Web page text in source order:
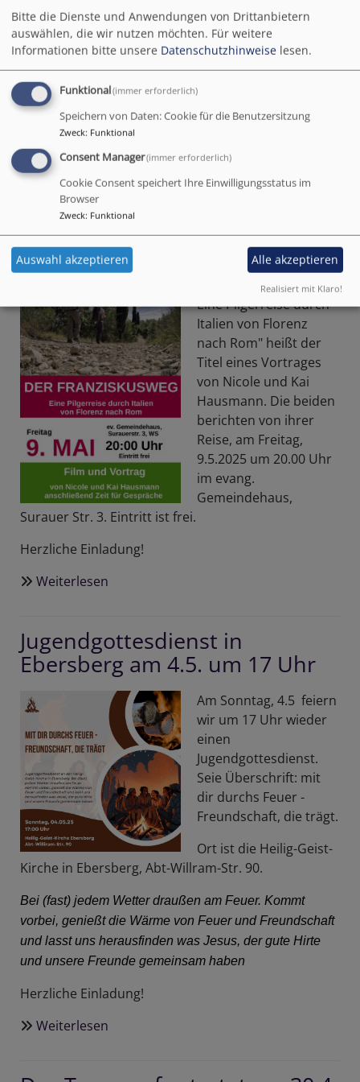
Gürtel aus Wahrheit, ein Schild des Glaubens, der
Helm des Heiles... Es wurde sehr anschaulich.
Konfirmierten auch in die Jugend eingeladen. Nicht
fehlen durfte Hinweis "es gibt auch Kekse".
Hier ein paar Eindrücke (von Karlheinz Rieger):
Weiterlesenüber
Konfirmation
-
die
Rüstung
Auf dem Franziskusweg - am
9.5.
"DER FRANZISKUSWEG.
Eine Pilgerreise durch
Italien von Florenz
nach Rom" heißt der
Titel eines Vortrages
von Nicole und Kai
Hausmann. Die beiden
berichten von ihrer
Reise, am Freitag,
9.5.2025 um 20.00 Uhr
im evang.
Gemeindehaus,
Surauer Str. 3. Eintritt ist frei.
Herzliche Einladung!
Weiterlesen
Franziskusweg
-
am
9.5.
Jugendgottesdienst in
Ebersberg am 4.5. um 17 Uhr
Am Sonntag, 4.5 feiern
wir um 17 Uhr wieder
einen
Jugendgottesdienst.
Seie Überschrift: mit
dir durchs Feuer -
Freundschaft, die trägt.
Ort ist die Heilig-Geist-
Kirche in Ebersberg, Abt-Willram-Str. 90.
Bei (fast) jedem Wetter draußen am Feuer. Kommt
vorbei, genießt die Wärme von Feuer und Freundschaft
und lasst uns herausfinden was Jesus, der gute Hirte
und unsere Freunde gemeinsam haben
Herzliche Einladung!
Weiterlesen
Bitte die Dienste und Anwendungen von Drittanbietern
auswählen, die wir nutzen möchten. Für weitere
Informationen bitte unsere Datenschutzhinweise lesen.
Funktional(immer erforderlich)
Speichern von Daten: Cookie für die Benutzersitzung
Zweck: Funktional
Consent Manager(immer erforderlich)
Cookie Consent speichert Ihre Einwilligungsstatus im
Browser
Zweck: Funktional
Auswahl akzeptieren Alle akzeptieren
Realisiert mit Klaro!